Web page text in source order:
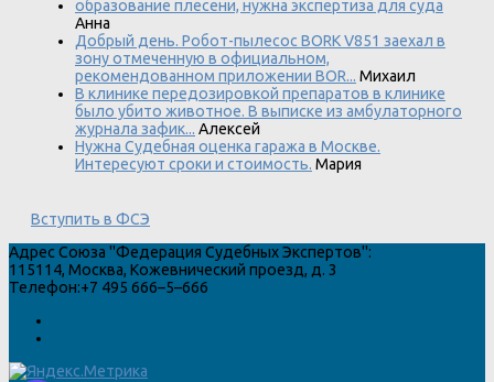
образование плесени, нужна экспертиза для суда
Анна
Добрый день. Робот-пылесос BORK V851 заехал в
зону отмеченную в официальном,
рекомендованном приложении BOR... Михаил
В клинике передозировкой препаратов в клинике
было убито животное. В выписке из амбулаторного
журнала зафик... Алексей
Нужна Судебная оценка гаража в Москве.
Интересуют сроки и стоимость. Мария
Вступить в ФСЭ
Адрес Союза "Федерация Судебных Экспертов":
115114, Москва, Кожевнический проезд, д. 3
Телефон:+7 495 666–5–666